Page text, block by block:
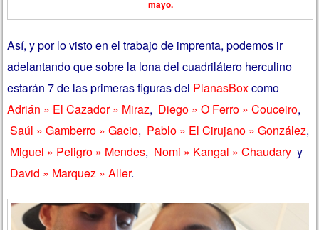
mayo.
Así, y por lo visto en el trabajo de imprenta, podemos ir
adelantando que sobre la lona del cuadrilátero herculino
estarán 7 de las primeras figuras del PlanasBoxcomo
Adrián » El Cazador » Miraz, Diego » O Ferro » Couceiro,
Saúl » Gamberro » Gacio, Pablo » El Cirujano » González,
Miguel » Peligro » Mendes, Nomi » Kangal » Chaudary y
David » Marquez » Aller.